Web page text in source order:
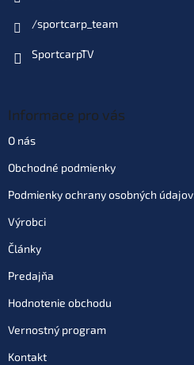
/sportcarp_team
SportcarpTV
Informace pro vás
O nás
Obchodné podmienky
Podmienky ochrany osobných údajov
Výrobci
Články
Predajňa
Hodnotenie obchodu
Vernostný program
Kontakt